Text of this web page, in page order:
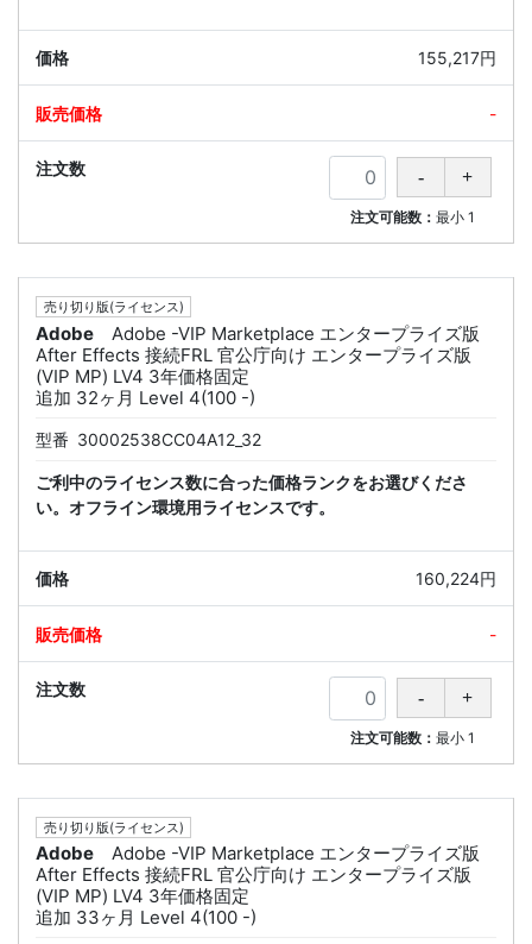
155,217円
-
注文可能数：最小 1
売り切り版(ライセンス)
Adobe
Adobe -VIP Marketplace エンタープライズ版
After Effects 接続FRL 官公庁向け エンタープライズ版
(VIP MP) LV4 3年価格固定
追加 32ヶ月 Level 4(100 -)
型番 30002538CC04A12_32
ご利中のライセンス数に合った価格ランクをお選びくださ
い。オフライン環境用ライセンスです。
160,224円
-
注文可能数：最小 1
売り切り版(ライセンス)
Adobe
Adobe -VIP Marketplace エンタープライズ版
After Effects 接続FRL 官公庁向け エンタープライズ版
(VIP MP) LV4 3年価格固定
追加 33ヶ月 Level 4(100 -)